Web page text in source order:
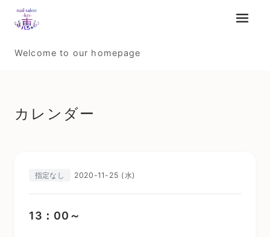
Welcome to our homepage
メニュ
カレンダー
指定なし 2020-11-25 (水)
13：00～